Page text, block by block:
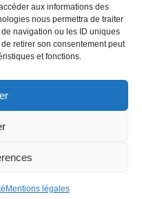
aux informations des
nous permettra de traiter
navigation ou les ID uniques
retirer son consentement peut
et fonctions.
Mentions légales